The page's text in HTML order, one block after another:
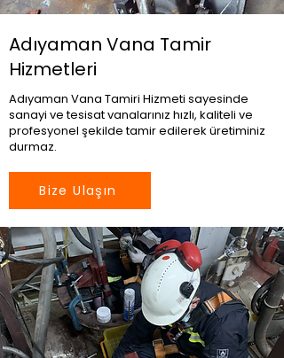
Adıyaman Vana Tamir
Hizmetleri
Adıyaman Vana Tamiri Hizmeti sayesinde
sanayi ve tesisat vanalarınız hızlı, kaliteli ve
profesyonel şekilde tamir edilerek üretiminiz
durmaz.
Bize Ulaşın